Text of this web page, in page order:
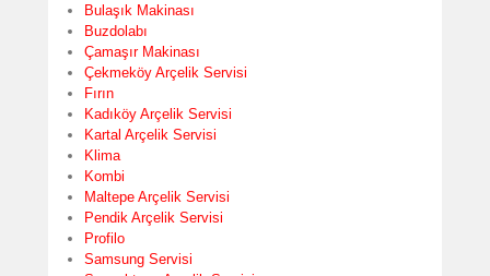
Bulaşık Makinası
Buzdolabı
Çamaşır Makinası
Çekmeköy Arçelik Servisi
Fırın
Kadıköy Arçelik Servisi
Kartal Arçelik Servisi
Klima
Kombi
Maltepe Arçelik Servisi
Pendik Arçelik Servisi
Profilo
Samsung Servisi